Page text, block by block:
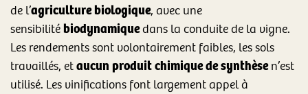
de l’agriculture biologique, avec une
sensibilitébiodynamiquedans la conduite de la vigne.
Les rendements sont volontairement faibles, les sols
travaillés, etaucun produit chimique de synthèsen’est
utilisé. Les vinifications font largement appel à